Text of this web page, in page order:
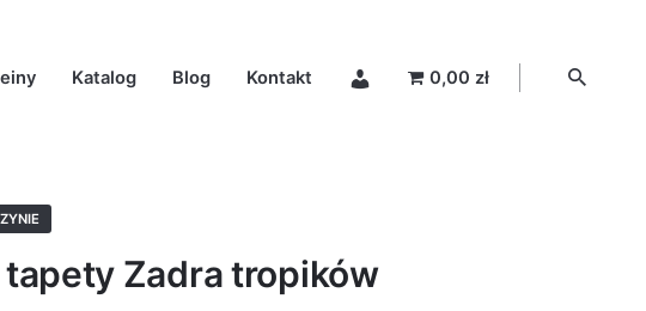
Katalog Blog Kontakt 0,00 zł
tapety Zadra tropików